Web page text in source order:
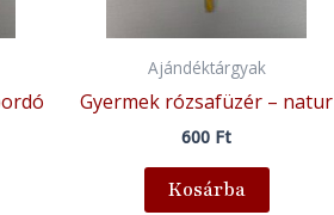
Ajándéktárgyak
Gyermek rózsafüzér – natur
600 Ft
Kosárba